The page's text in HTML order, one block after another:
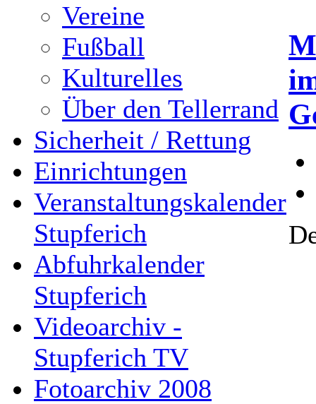
Vereine
Fußball
Kulturelles
Über den Tellerrand
Sicherheit / Rettung
Einrichtungen
Veranstaltungskalender
Stupferich
Abfuhrkalender
Stupferich
Videoarchiv -
Stupferich TV
Fotoarchiv 2008